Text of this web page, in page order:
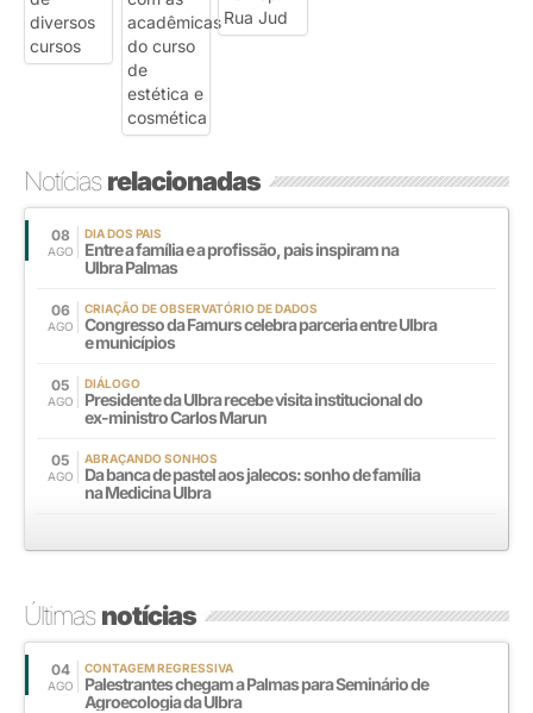
Notíciasrelacionadas
08
AGO
DIA DOS PAIS
Entre a família e a profissão, pais inspiram na
Ulbra Palmas
06
AGO
CRIAÇÃO DE OBSERVATÓRIO DE DADOS
Congresso da Famurs celebra parceria entre Ulbra
e municípios
05
AGO
DIÁLOGO
Presidente da Ulbra recebe visita institucional do
ex-ministro Carlos Marun
05
AGO
ABRAÇANDO SONHOS
Da banca de pastel aos jalecos: sonho de família
na Medicina Ulbra
Últimasnotícias
04
AGO
CONTAGEM REGRESSIVA
Palestrantes chegam a Palmas para Seminário de
Agroecologia da Ulbra